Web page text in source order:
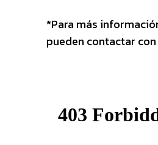
*Para más
pueden contactar